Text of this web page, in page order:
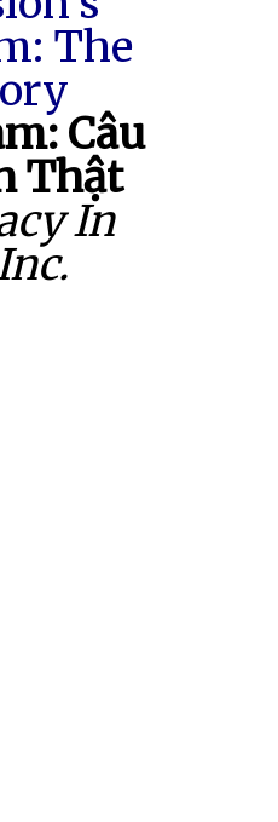
The
Câu
Thật
In